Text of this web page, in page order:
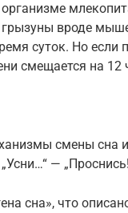
вроде
суток. Но если
смещается на 12
смены сна
—
сна», что